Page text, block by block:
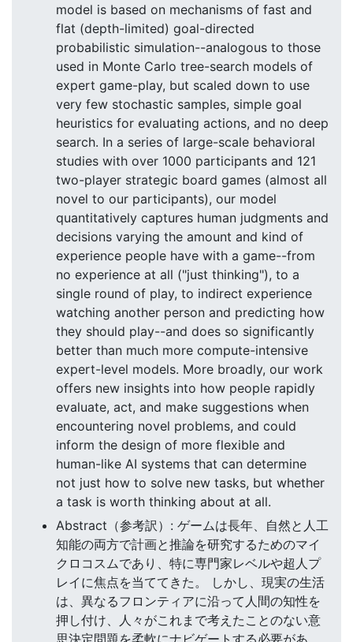
model is based on mechanisms of fast and
flat (depth-limited) goal-directed
probabilistic simulation--analogous to those
used in Monte Carlo tree-search models of
expert game-play, but scaled down to use
very few stochastic samples, simple goal
heuristics for evaluating actions, and no deep
search. In a series of large-scale behavioral
studies with over 1000 participants and 121
two-player strategic board games (almost all
novel to our participants), our model
quantitatively captures human judgments and
decisions varying the amount and kind of
experience people have with a game--from
no experience at all ("just thinking"), to a
single round of play, to indirect experience
watching another person and predicting how
they should play--and does so significantly
better than much more compute-intensive
expert-level models. More broadly, our work
offers new insights into how people rapidly
evaluate, act, and make suggestions when
encountering novel problems, and could
inform the design of more flexible and
human-like AI systems that can determine
not just how to solve new tasks, but whether
a task is worth thinking about at all.
Abstract（参考訳）: ゲームは長年、自然と人工
知能の両方で計画と推論を研究するためのマイ
クロコスムであり、特に専門家レベルや超人プ
レイに焦点を当ててきた。 しかし、現実の生活
は、異なるフロンティアに沿って人間の知性を
押し付け、人々がこれまで考えたことのない意